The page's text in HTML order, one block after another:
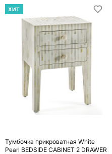
ХИТ
Тумбочка прикроватная White
Pearl BEDSIDE CABINET 2 DRAWER